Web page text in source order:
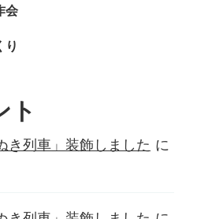
会
り
ト
き列車」装飾しました に